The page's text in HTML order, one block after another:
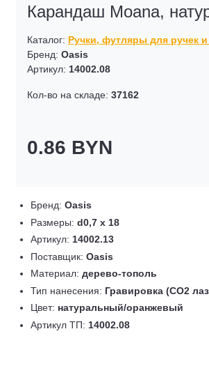
Карандаш Moana,
Каталог: Ручки, футляры для ручек
Бренд: Oasis
Артикул: 14002.08
Кол-во на складе: 37162
0.86 BYN
Бренд: Oasis
Размеры: d0,7 х 18
Артикул: 14002.13
Поставщик: Oasis
Материал: дерево-тополь
Тип нанесения: Гравировка (CO2
Цвет: натуральный/оранжевый
Артикул ТП: 14002.08